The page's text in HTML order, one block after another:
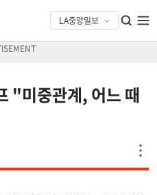
"미중관계, 어느 때